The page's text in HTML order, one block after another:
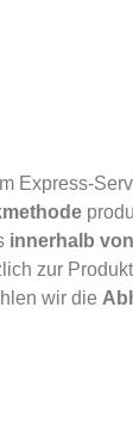
Express-
innerhalb
zur
wir die